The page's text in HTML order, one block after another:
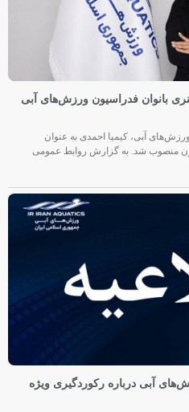
بانوان فدراسیون ورزش‌های آبی
آبی، کیمیا احمدی به عنوان
منصوب شد. به گزارش روابط عمومی
آبی درباره رکوردگیری ویژه